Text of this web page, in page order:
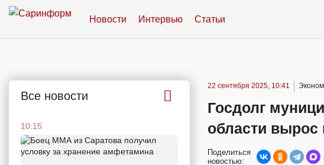
Новости Интервью Статьи
Все новости
10:15
22 сентября 2025, 10:41
Госдолг
области вырос
Поделиться
новостью: